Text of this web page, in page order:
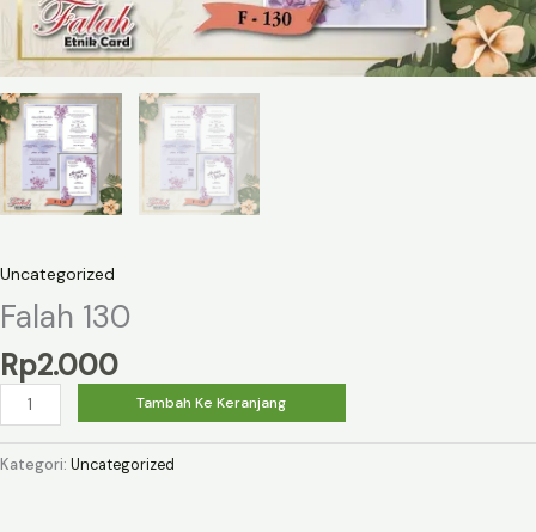
Uncategorized
Falah 130
Rp2.000
Kuantitas
Falah
130
Tambah Ke Keranjang
Kategori: Uncategorized